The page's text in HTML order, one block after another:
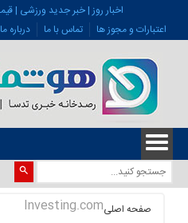
اخبار روز | خبر جدید ورزشی |
اعتبارات و مجوز ها
تماس با ما درباره ما
صفحه اصلیInvesting.com